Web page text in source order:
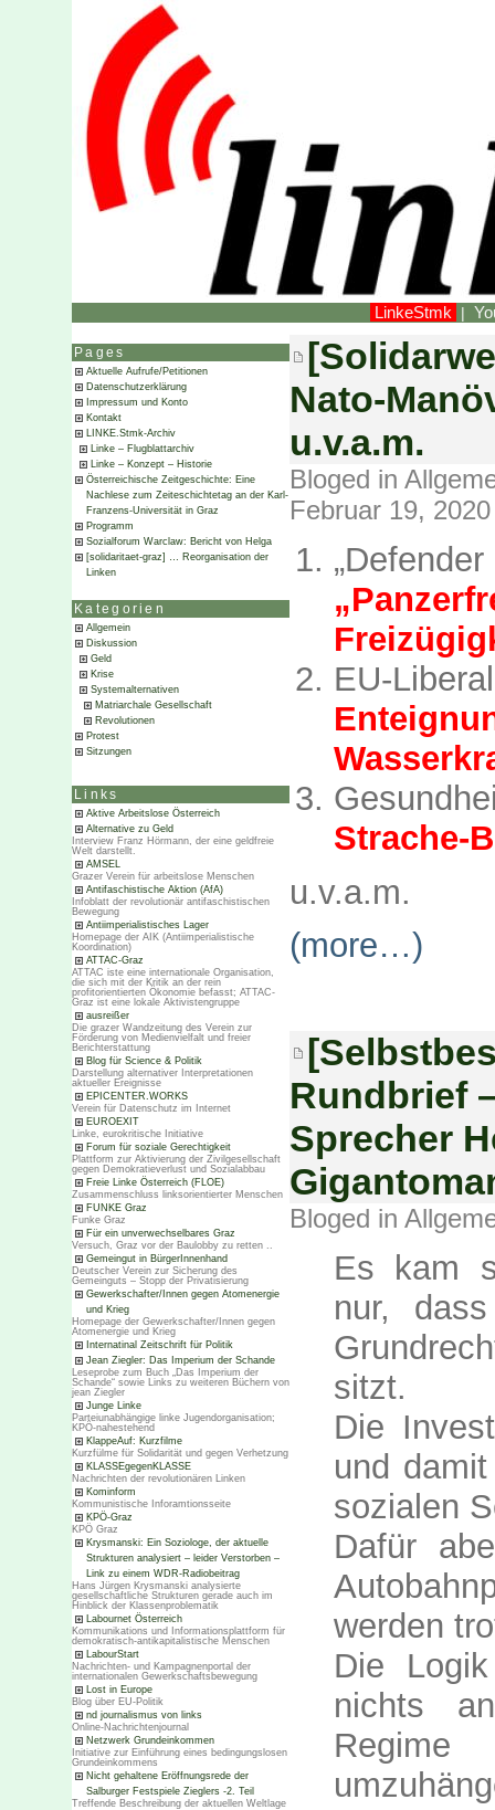
LinkeStmk |
Pages
Aktuelle Aufrufe/Petitionen
Datenschutzerklärung
Impressum und Konto
Kontakt
LINKE.Stmk-Archiv
Linke – Flugblattarchiv
Linke – Konzept – Historie
Österreichische Zeitgeschichte: Eine
Nachlese zum Zeiteschichtetag an der Karl-
Franzens-Universität in Graz
Programm
Sozialforum Warclaw: Bericht von Helga
[solidaritaet-graz] … Reorganisation der
Linken
Kategorien
Allgemein
Diskussion
Geld
Krise
Systemalternativen
Matriarchale Gesellschaft
Revolutionen
Protest
Sitzungen
Links
Aktive Arbeitslose Österreich
Alternative zu Geld
Interview Franz Hörmann, der eine geldfreie
Welt darstellt.
AMSEL
Grazer Verein für arbeitslose Menschen
Antifaschistische Aktion (AfA)
Infoblatt der revolutionär antifaschistischen
Bewegung
Antiimperialistisches Lager
Homepage der AIK (Antiimperialistische
Koordination)
ATTAC-Graz
ATTAC iste eine internationale Organisation,
die sich mit der Kritik an der rein
profitorientierten Ökonomie befasst; ATTAC-
Graz ist eine lokale Aktivistengruppe
ausreißer
Die grazer Wandzeitung des Verein zur
Förderung von Medienvielfalt und freier
Berichterstattung
Blog für Science & Politik
Darstellung alternativer Interpretationen
aktueller Ereignisse
EPICENTER.WORKS
Verein für Datenschutz im Internet
EUROEXIT
Linke, eurokritische Initiative
Forum für soziale Gerechtigkeit
Plattform zur Aktivierung der Zivilgesellschaft
gegen Demokratieverlust und Sozialabbau
Freie Linke Österreich (FLOE)
Zusammenschluss linksorientierter Menschen
FUNKE Graz
Funke Graz
Für ein unverwechselbares Graz
Versuch, Graz vor der Baulobby zu retten ..
Gemeingut in BürgerInnenhand
Deutscher Verein zur Sicherung des
Gemeinguts – Stopp der Privatisierung
Gewerkschafter/Innen gegen Atomenergie
und Krieg
Homepage der Gewerkschafter/Innen gegen
Atomenergie und Krieg
Internatinal Zeitschrift für Politik
Jean Ziegler: Das Imperium der Schande
Leseprobe zum Buch „Das Imperium der
Schande“ sowie Links zu weiteren Büchern von
jean Ziegler
Junge Linke
Parteiunabhängige linke Jugendorganisation;
KPÖ-nahestehend
KlappeAuf: Kurzfilme
Kurzfülme für Solidarität und gegen Verhetzung
KLASSEgegenKLASSE
Nachrichten der revolutionären Linken
Kominform
Kommunistische Inforamtionsseite
KPÖ-Graz
KPÖ Graz
Krysmanski: Ein Soziologe, der aktuelle
Strukturen analysiert – leider Verstorben –
Link zu einem WDR-Radiobeitrag
Hans Jürgen Krysmanski analysierte
gesellschaftliche Strukturen gerade auch im
Hinblick der Klassenproblematik
Labournet Österreich
Kommunikations und Informationsplattform für
demokratisch-antikapitalistische Menschen
LabourStart
Nachrichten- und Kampagnenportal der
internationalen Gewerkschaftsbewegung
Lost in Europe
Blog über EU-Politik
nd journalismus von links
Online-Nachrichtenjournal
Netzwerk Grundeinkommen
Initiative zur Einführung eines bedingungslosen
Grundeinkommens
Nicht gehaltene Eröffnungsrede der
Salburger Festspiele Zieglers -2. Teil
Treffende Beschreibung der aktuellen Weltlage
Nato-
u.v.a.m.
Bloged in
Februar 19, 2020
EU-
Strache-
u.v.a.m.
(more…)
Rundbrief
Sprecher
Bloged in
Es kam
nur,
sitzt.
Die
und
sozialen
Dafür
werden
Die
nichts